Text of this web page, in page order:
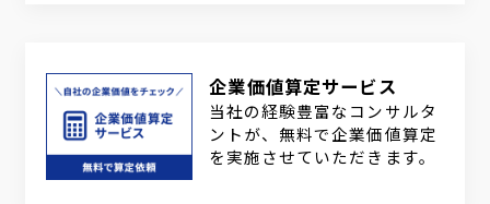
企業価値算定サービス
当社の経験豊富なコンサルタ
ントが、無料で企業価値算定
を実施させていただきます。